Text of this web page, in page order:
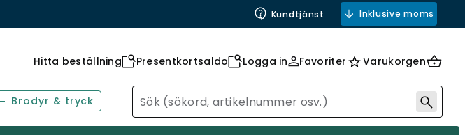
Kundtjänst Inklusive moms
Hitta beställning Presentkortsaldo Logga in Favoriter Varukorgen
Brodyr & tryck